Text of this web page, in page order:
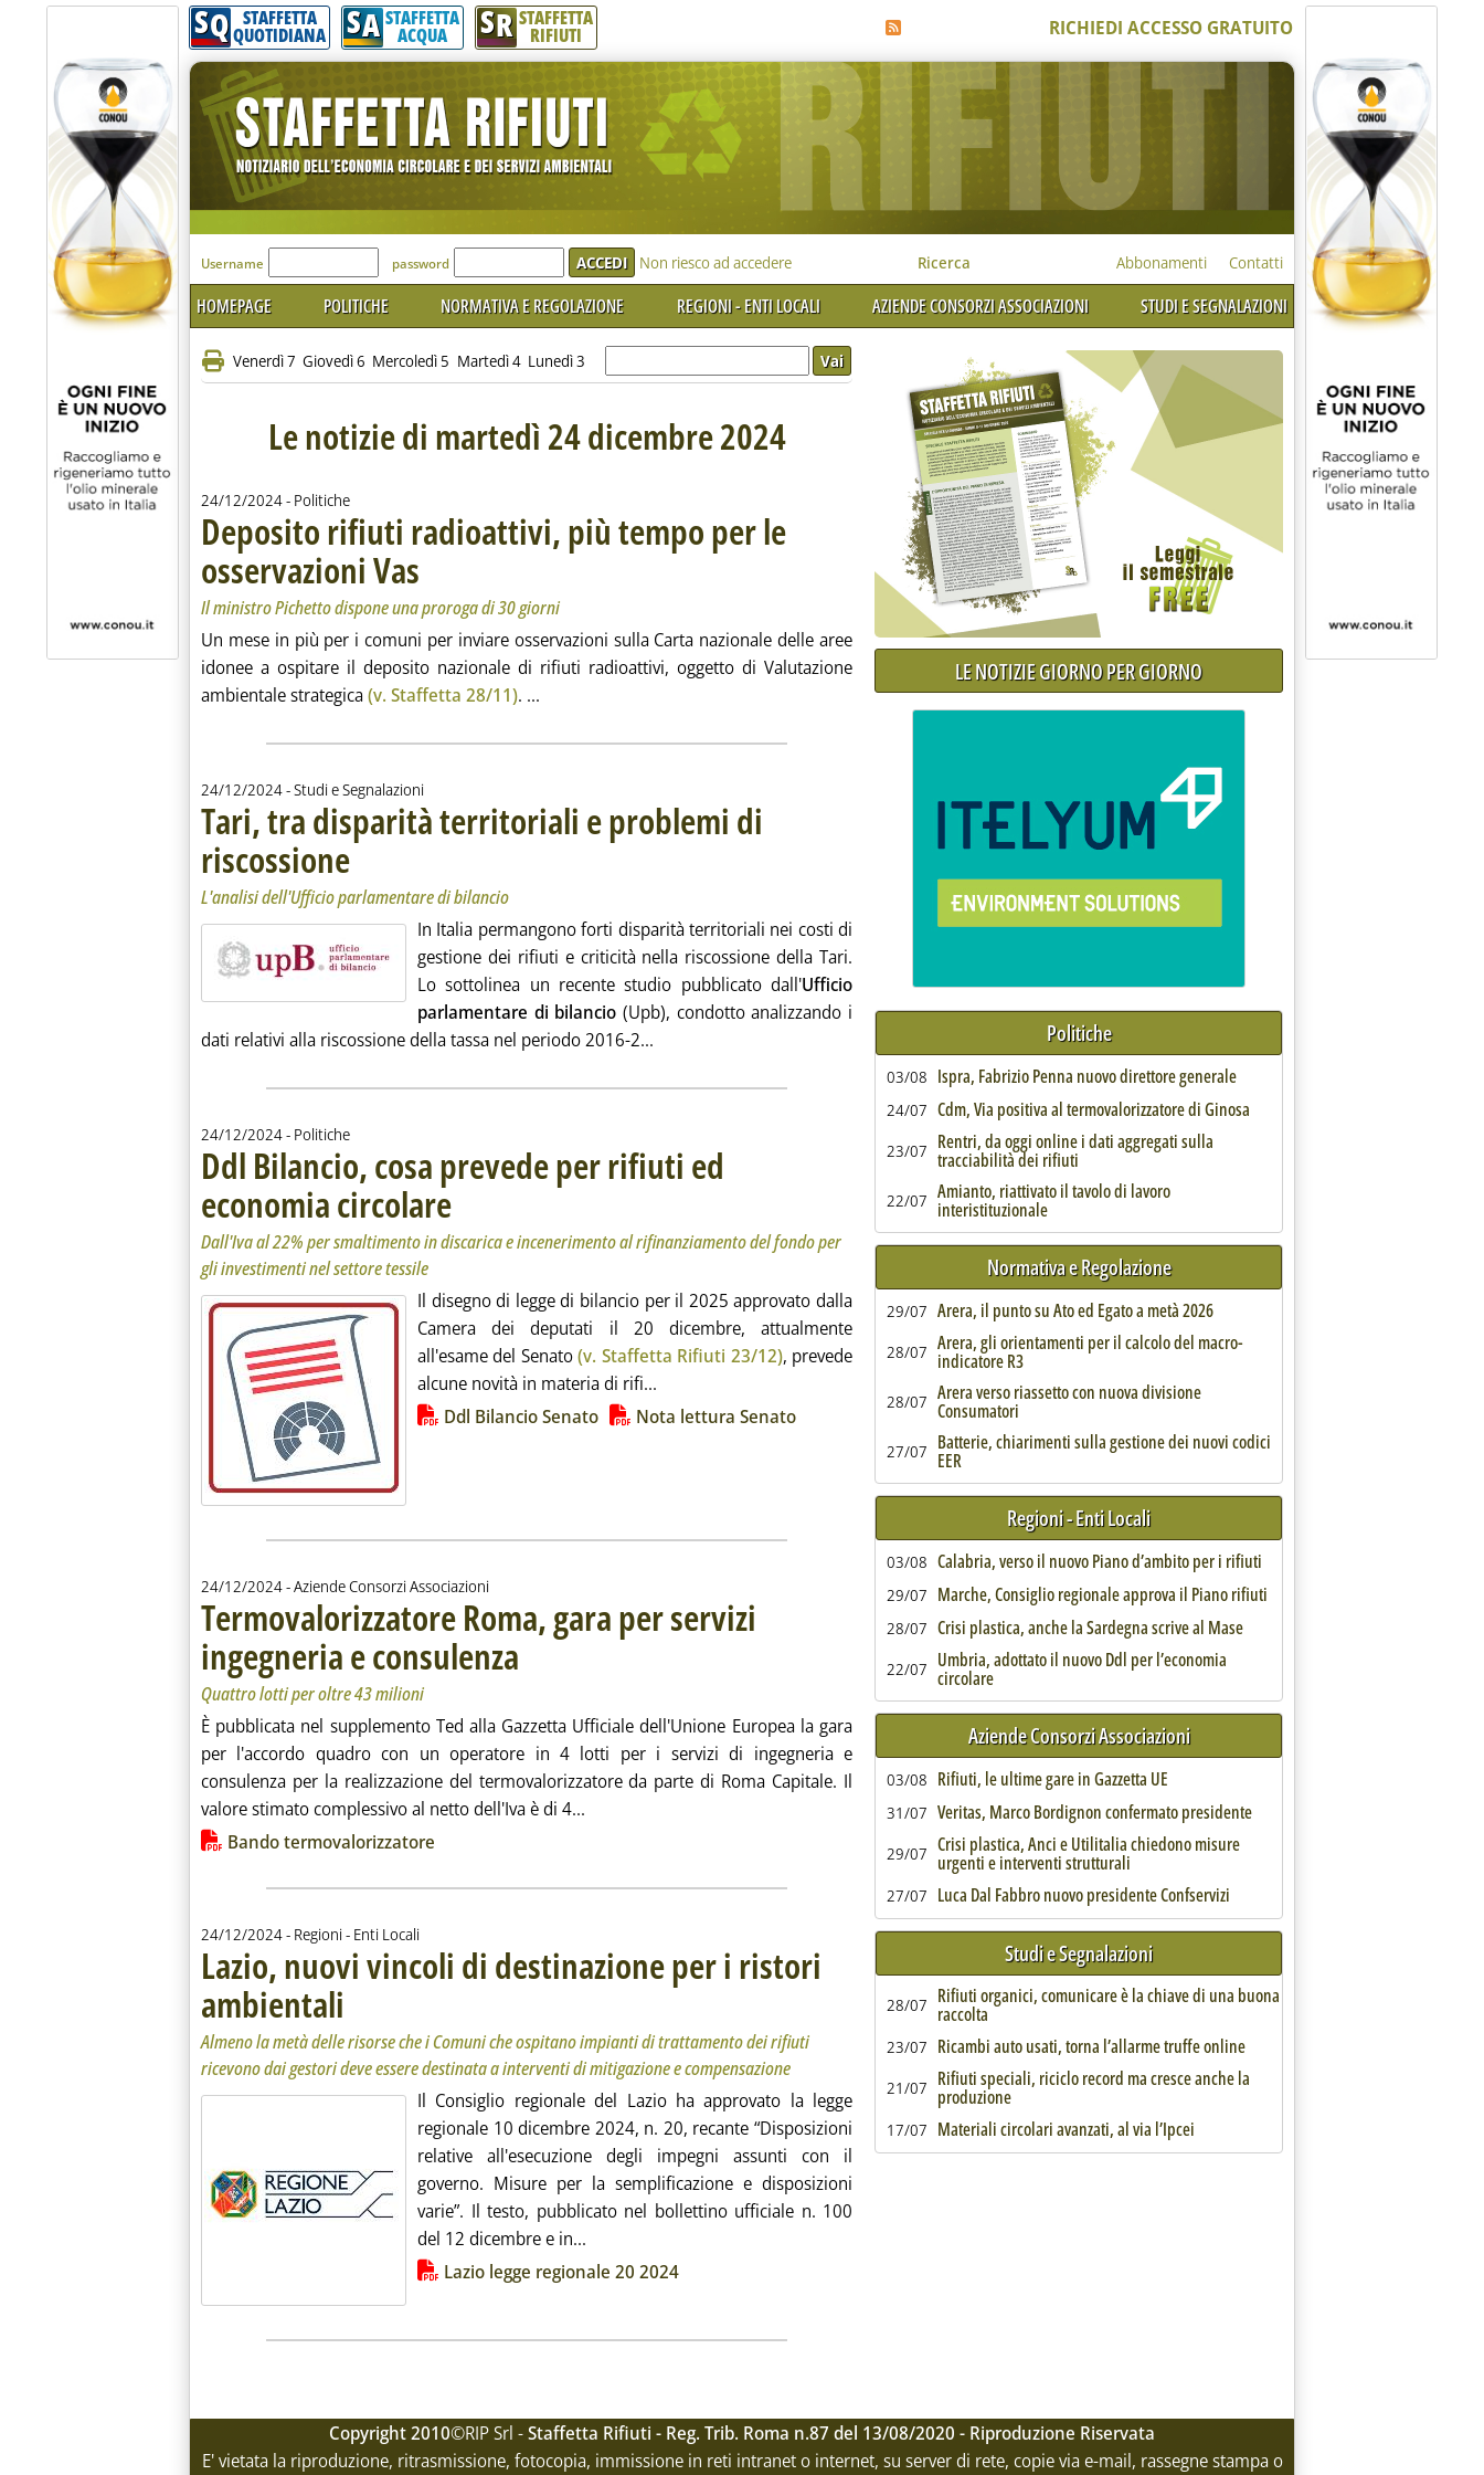
SQ STAFFETTA
QUOTIDIANA SA STAFFETTA
ACQUA SR STAFFETTA
RIFIUTI RICHIEDI ACCESSO GRATUITO
'Modulo Login per accedere'
Username password Non riesco ad accedere Ricerca Abbonamenti Contatti
HOMEPAGE POLITICHE NORMATIVA E REGOLAZIONE REGIONI - ENTI LOCALI AZIENDE CONSORZI ASSOCIAZIONI STUDI E SEGNALAZIONI
Venerdì 7 Giovedì 6 Mercoledì 5 Martedì 4 Lunedì 3
Le notizie di martedì 24 dicembre 2024
24/12/2024- Politiche
Deposito rifiuti radioattivi, più tempo per le
osservazioni Vas . Sottotitolo: Il ministro Pichetto dispone una proroga di 30 giorni
. Pubblicata martedì 24 dicembre 2024 alle 13.33.
Il ministro Pichetto dispone una proroga di 30 giorni
Un mese in più per i comuni per inviare osservazioni sulla Carta nazionale delle aree
idonee a ospitare il deposito nazionale di rifiuti radioattivi, oggetto di Valutazione
ambientale strategica(v. Staffetta 28/11). ... Leggi tutta la notizia: 'Deposito rifiuti radioattivi, più tempo per le osservazioni Vas'
24/12/2024- Studi e Segnalazioni
Tari, tra disparità territoriali e problemi di
riscossione. Sottotitolo: L'analisi dell'Ufficio parlamentare di bilancio
. Pubblicata martedì 24 dicembre 2024 alle 13.17.
L'analisi dell'Ufficio parlamentare di bilancio
In Italia permangono forti disparità territoriali nei costi di
gestione dei rifiuti e criticità nella riscossione della Tari.
Lo sottolinea un recente studio pubblicato dall'Ufficio
parlamentare di bilancio (Upb), condotto analizzando i
dati relativi alla riscossione della tassa nel periodo 2016-2... Leggi tutta la notizia: 'Tari, tra disparità territoriali e problemi di riscossione'
24/12/2024- Politiche
Ddl Bilancio, cosa prevede per rifiuti ed
economia circolare . Sottotitolo: Dall'Iva al 22% per smaltimento in discarica e incenerimento al rifinanziamento del fondo per gli investimenti nel settore tessile
. Pubblicata martedì 24 dicembre 2024 alle 12.29.
Dall'Iva al 22% per smaltimento in discarica e incenerimento al rifinanziamento del fondo per
gli investimenti nel settore tessile
Il disegno di legge di bilancio per il 2025 approvato dalla
Camera dei deputati il 20 dicembre, attualmente
all'esame del Senato(v. Staffetta Rifiuti 23/12), prevede
alcune novità in materia di rifi... Leggi tutta la notizia: 'Ddl Bilancio, cosa prevede per rifiuti ed economia circolare'
Lista allegati PDF alla notiziaDdl Bilancio Senato Nota lettura Senato
24/12/2024- Aziende Consorzi Associazioni
Termovalorizzatore Roma, gara per servizi
ingegneria e consulenza . Sottotitolo: Quattro lotti per oltre 43 milioni
. Pubblicata martedì 24 dicembre 2024 alle 10.55.
Quattro lotti per oltre 43 milioni
È pubblicata nel supplemento Ted alla Gazzetta Ufficiale dell'Unione Europea la gara
per l'accordo quadro con un operatore in 4 lotti per i servizi di ingegneria e
consulenza per la realizzazione del termovalorizzatore da parte di Roma Capitale. Il
valore stimato complessivo al netto dell'Iva è di 4... Leggi tutta la notizia: 'Termovalorizzatore Roma, gara per servizi ingegneria e consulenza '
Lista allegati PDF alla notizia
Bando termovalorizzatore
24/12/2024- Regioni - Enti Locali
Lazio, nuovi vincoli di destinazione per i ristori
ambientali . Sottotitolo: Almeno la metà delle risorse che i Comuni che ospitano impianti di trattamento dei rifiuti ricevono dai gestori deve essere destinata a interventi di mitigazione e compensazione
Almeno la metà delle risorse che i Comuni che ospitano impianti di trattamento dei rifiuti
ricevono dai gestori deve essere destinata a interventi di mitigazione e compensazione
Il Consiglio regionale del Lazio ha approvato la legge
regionale 10 dicembre 2024, n. 20, recante “Disposizioni
relative all'esecuzione degli impegni assunti con il
governo. Misure per la semplificazione e disposizioni
varie”. Il testo, pubblicato nel bollettino ufficiale n. 100
del 12 dicembre e in...
Lista allegati PDF alla notiziaLazio legge regionale 20 2024
LE NOTIZIE GIORNO PER GIORNO
Politiche
03/08 Ispra, Fabrizio Penna nuovo direttore generale
24/07 Cdm, Via positiva al termovalorizzatore di Ginosa
23/07 Rentri, da oggi online i dati aggregati sulla
tracciabilità dei rifiuti
22/07 Amianto, riattivato il tavolo di lavoro
interistituzionale
Normativa e Regolazione
29/07 Arera, il punto su Ato ed Egato a metà 2026
28/07 Arera, gli orientamenti per il calcolo del macro-
indicatore R3
28/07 Arera verso riassetto con nuova divisione
Consumatori
27/07 Batterie, chiarimenti sulla gestione dei nuovi codici
EER
Regioni - Enti Locali
03/08 Calabria, verso il nuovo Piano d’ambito per i rifiuti
29/07 Marche, Consiglio regionale approva il Piano rifiuti
28/07 Crisi plastica, anche la Sardegna scrive al Mase
22/07 Umbria, adottato il nuovo Ddl per l’economia
circolare
Aziende Consorzi Associazioni
03/08 Rifiuti, le ultime gare in Gazzetta UE
31/07 Veritas, Marco Bordignon confermato presidente
29/07 Crisi plastica, Anci e Utilitalia chiedono misure
urgenti e interventi strutturali
27/07 Luca Dal Fabbro nuovo presidente Confservizi
Studi e Segnalazioni
28/07 Rifiuti organici, comunicare è la chiave di una buona
raccolta
23/07 Ricambi auto usati, torna l’allarme truffe online
21/07 Rifiuti speciali, riciclo record ma cresce anche la
produzione
17/07 Materiali circolari avanzati, al via l’Ipcei
Copyright 2010©RIP Srl -Staffetta Rifiuti - Reg. Trib. Roma n.87 del 13/08/2020 - Riproduzione Riservata
E' vietata la riproduzione, ritrasmissione, fotocopia, immissione in reti intranet o internet, su server di rete, copie via e-mail, rassegne stampa o